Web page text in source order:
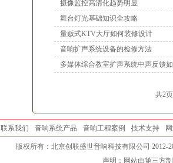
摄像监控高清化趋势明显
舞台灯光基础知识全攻略
量贩式KTV大厅如何装修设计
音响扩声系统设备的检修方法
多媒体综合教室扩声系统中声反馈
共2
联系我们 音响系统产品 音响工程案例 技术支持
版权所有：北京创联盛世音响科技有限公司 2012-
声明：网站由第三方